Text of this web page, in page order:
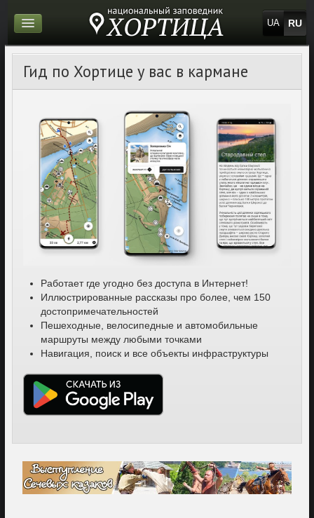
UA RU
Гид по Хортице у вас в кармане
Работает где угодно без доступа в Интернет!
Иллюстрированные рассказы про более, чем 150
достопримечательностей
Пешеходные, велосипедные и автомобильные
маршруты между любыми точками
Навигация, поиск и все объекты инфраструктуры